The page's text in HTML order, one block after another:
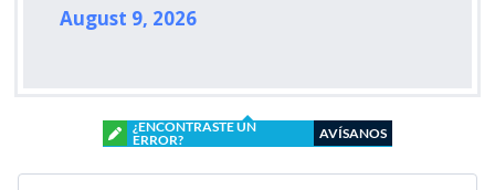
August 9, 2026
¿ENCONTRASTE UN
ERROR?
AVÍSANOS